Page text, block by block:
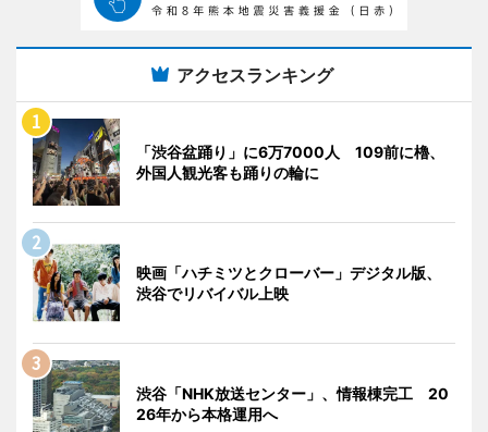
アクセスランキング
「渋谷盆踊り」に6万7000人 109前に櫓、
外国人観光客も踊りの輪に
映画「ハチミツとクローバー」デジタル版、
渋谷でリバイバル上映
渋谷「NHK放送センター」、情報棟完工 20
26年から本格運用へ